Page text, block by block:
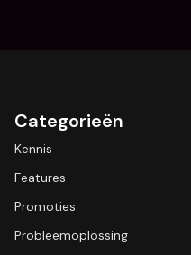
Categorieën
Kennis
Features
Promoties
Probleemoplossing